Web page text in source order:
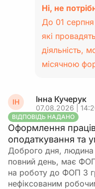
Ні, не
До 01
які
діяльність,
місячною
ІН Інна Кучерук
07.08.2026 |
ВІДПОВІДЬ НАДАНО
Оформлення
оподаткування та
Доброго дня,
повний день, має ФОП
на роботу до ФОП 3
нефіксованим